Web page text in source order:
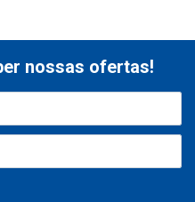
nossas ofertas!